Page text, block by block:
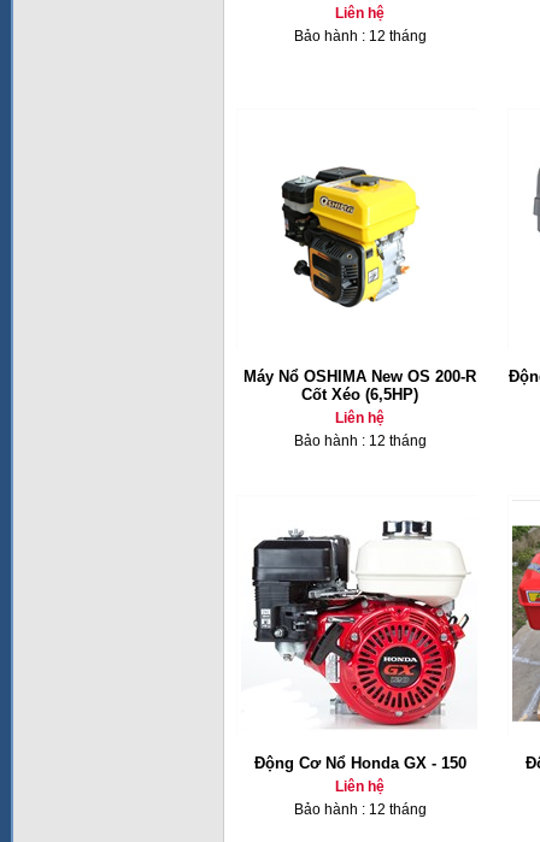
Liên hệ
Bảo hành : 12 tháng
Máy Nổ OSHIMA New OS 200-R
Cốt Xéo (6,5HP)
Liên hệ
Bảo hành : 12 tháng
Động Cơ Nổ Honda GX - 150
Liên hệ
Bảo hành : 12 tháng